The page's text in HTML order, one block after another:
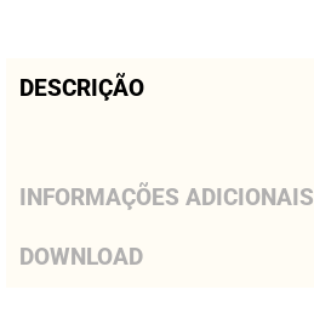
DESCRIÇÃO
INFORMAÇÕES ADICIONAIS
DOWNLOAD